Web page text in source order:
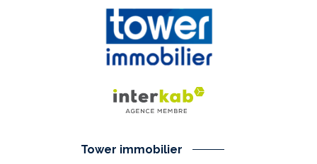
Tower immobilier